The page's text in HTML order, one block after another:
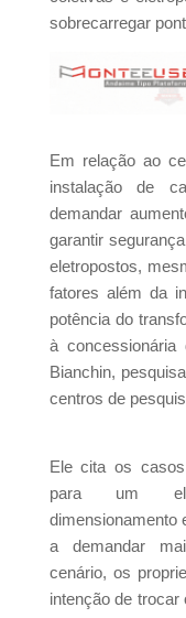
sobrecarregar
Em relação ao
instalação de
demandar
garantir
eletropostos,
fatores além da
potência do
à concessionária
Bianchin,
centros de
Ele cita os
para um
dimensionamento
a demandar
cenário, os
intenção de trocar